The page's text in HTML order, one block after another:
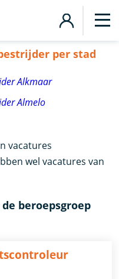
per stad
Alkmaar
Almelo
vacatures
wel vacatures van
beroepsgroep